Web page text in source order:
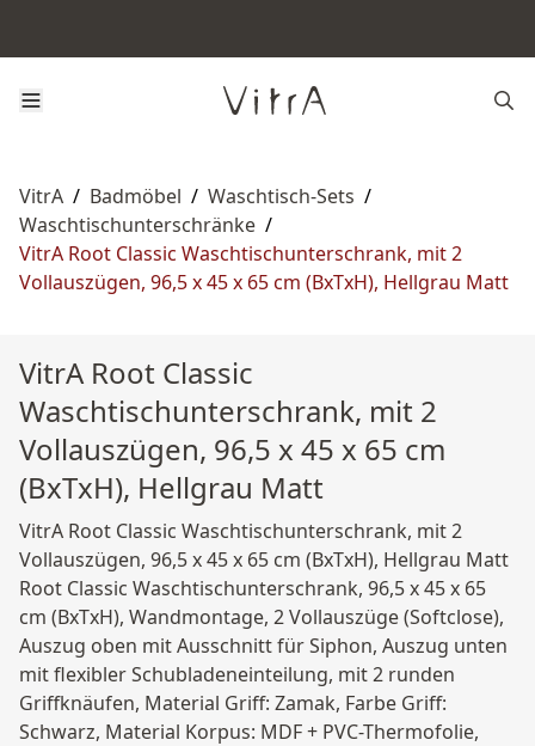
VitrA / Badmöbel / Waschtisch-Sets /
Waschtischunterschränke /
VitrA Root Classic Waschtischunterschrank, mit 2
Vollauszügen, 96,5 x 45 x 65 cm (BxTxH), Hellgrau Matt
VitrA Root Classic
Waschtischunterschrank, mit 2
Vollauszügen, 96,5 x 45 x 65 cm
(BxTxH), Hellgrau Matt
VitrA Root Classic Waschtischunterschrank, mit 2
Vollauszügen, 96,5 x 45 x 65 cm (BxTxH), Hellgrau Matt
Root Classic Waschtischunterschrank, 96,5 x 45 x 65
cm (BxTxH), Wandmontage, 2 Vollauszüge (Softclose),
Auszug oben mit Ausschnitt für Siphon, Auszug unten
mit flexibler Schubladeneinteilung, mit 2 runden
Griffknäufen, Material Griff: Zamak, Farbe Griff:
Schwarz, Material Korpus: MDF + PVC-Thermofolie,